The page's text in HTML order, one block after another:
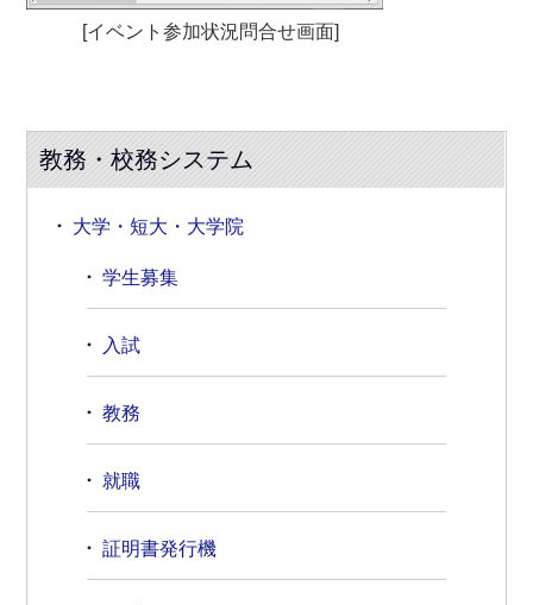
[イベント参加状況問合せ画面]
教務・校務システム
大学・短大・大学院
学生募集
入試
教務
就職
証明書発行機